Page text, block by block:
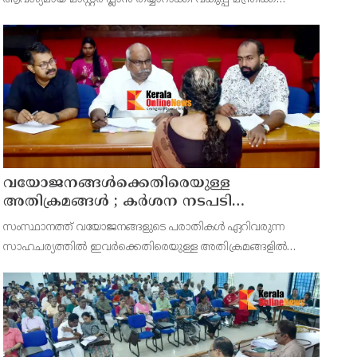
അറിയിച്ചു. ഡിപ്പോയ്ക്ക് നാല് ഏക്കറിൽ അധികം വരുന്ന
സ്ഥലമുണ്ട്
വയോജനങ്ങൾക്കെതിരെയുള്ള
അതിക്രമങ്ങൾ ; കർശന നടപടി
സ്വീകരിക്കുമെന്ന് കമ്മീഷൻ
സംസ്ഥാനത്ത് വയോജനങ്ങളുടെ പരാതികൾ ഏറിവരുന്ന
സാഹചര്യത്തിൽ ഇവർക്കെതിരെയുള്ള അതിക്രമങ്ങളിൽ
ചെയർമാൻ അഡ്വ. കെ. സോമപ്രസാദ്.